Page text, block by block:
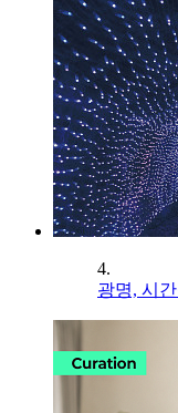
4.
광명, 시